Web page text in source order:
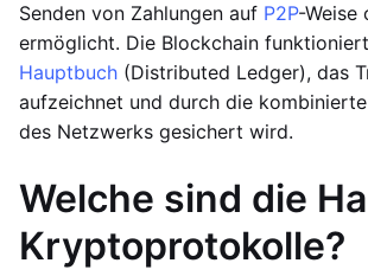
Senden von Zahlungen auf P2P-Weise
ermöglicht. Die Blockchain
Hauptbuch (Distributed Ledger), das
aufzeichnet und durch die
des Netzwerks gesichert wird.
Welche sind die
Kryptoprotokolle?